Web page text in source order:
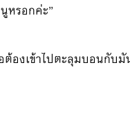
หรอกค่ะ”
ต้องเข้าไปตะลุมบอนกับมั